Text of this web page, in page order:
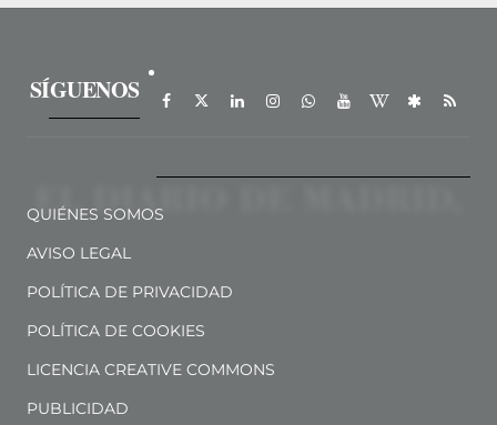
SÍGUENOS
QUIÉNES SOMOS
AVISO LEGAL
POLÍTICA DE PRIVACIDAD
POLÍTICA DE COOKIES
LICENCIA CREATIVE COMMONS
PUBLICIDAD